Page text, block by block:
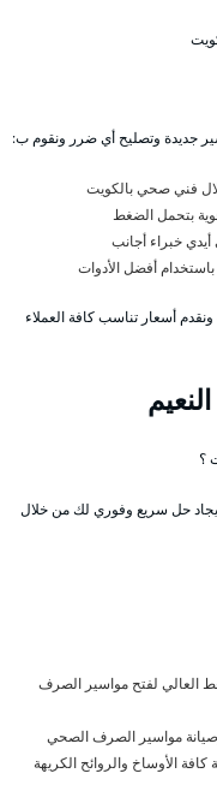
جديدة وتصليح أي ضرر ونقوم ب:
فني صحي بالكويت
بتحمل الضغط
خبراء أجانب
أفضل الأدوات
أسعار تناسب كافة العملاء
؟
حل سريع وفوري لك من خلال
العالي لفتح مواسير الصرف
مواسير الصرف الصحي
الأوساخ والروائح الكريهة